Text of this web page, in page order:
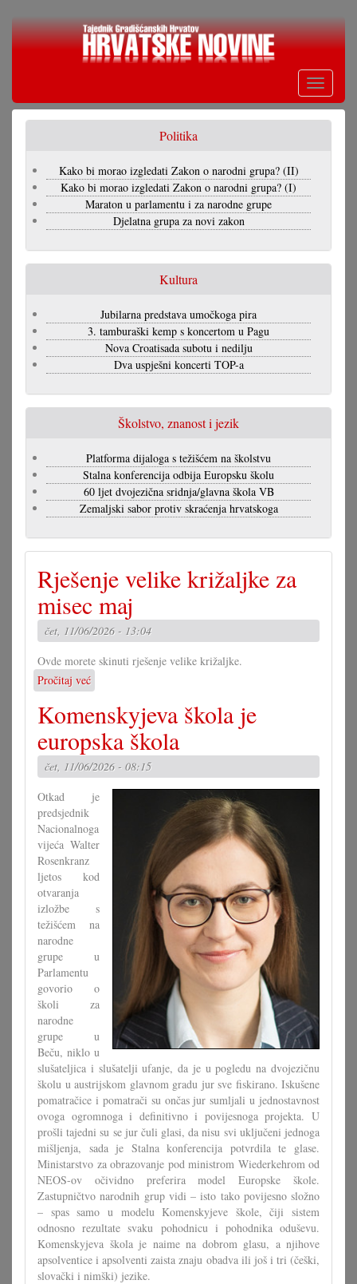
Skoči
Toggle
Politika
Kako bi morao izgledati Zakon o narodni grupa? (II)
Kako bi morao izgledati Zakon o narodni grupa? (I)
Maraton u parlamentu i za narodne grupe
Djelatna grupa za novi zakon
Kultura
Jubilarna predstava umočkoga pira
3. tamburaški kemp s koncertom u Pagu
Nova Croatisada subotu i nedilju
Dva uspješni koncerti TOP-a
Školstvo, znanost i jezik
Platforma dijaloga s težišćem na školstvu
Stalna konferencija odbija Europsku školu
60 ljet dvojezična sridnja/glavna škola VB
Zemaljski sabor protiv skraćenja hrvatskoga
Rješenje velike križaljke za
misec maj
čet, 11/06/2026 - 13:04
Ovde morete skinuti rješenje velike križaljke.
Pročitaj već
Rješenje
velike
križaljke
za
misec
maj
Komenskyjeva škola je
europska škola
čet, 11/06/2026 - 08:15
Otkad je
predsjednik
Nacionalnoga
vijeća Walter
Rosenkranz
ljetos kod
otvaranja
izložbe s
težišćem na
narodne
grupe u
Parlamentu
govorio o
školi za
narodne
grupe u
Beču, niklo u
slušateljica i slušatelji ufanje, da je u pogledu na dvojezičnu
školu u austrijskom glavnom gradu jur sve fiskirano. Iskušene
pomatračice i pomatrači su ončas jur sumljali u jednostavnost
ovoga ogromnoga i definitivno i povijesnoga projekta. U
prošli tajedni su se jur čuli glasi, da nisu svi uključeni jednoga
mišljenja, sada je Stalna konferencija potvrdila te glase.
Ministarstvo za obrazovanje pod ministrom Wiederkehrom od
NEOS-ov očividno preferira model Europske škole.
Zastupničtvo narodnih grup vidi – isto tako povijesno složno
– spas samo u modelu Komenskyjeve škole, čiji sistem
odnosno rezultate svaku pohodnicu i pohodnika oduševu.
Komenskyjeva škola je naime na dobrom glasu, a njihove
apsolventice i apsolventi zaista znaju obadva ili još i tri (češki,
slovački i nimški) jezike.